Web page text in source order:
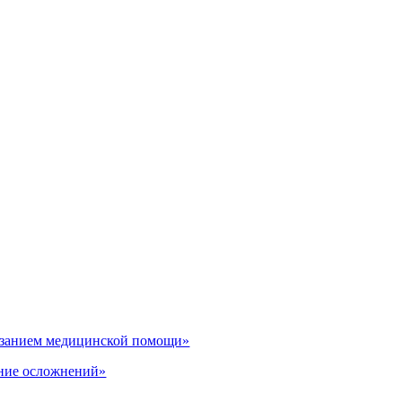
медицинской помощи»
осложнений»